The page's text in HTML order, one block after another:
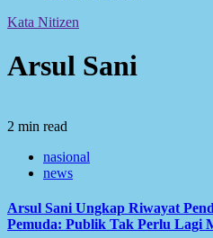
Kata Nitizen
Arsul Sani
2 min read
nasional
news
Arsul Sani Ungkap Riwayat
Pemuda: Publik Tak Perlu Lagi